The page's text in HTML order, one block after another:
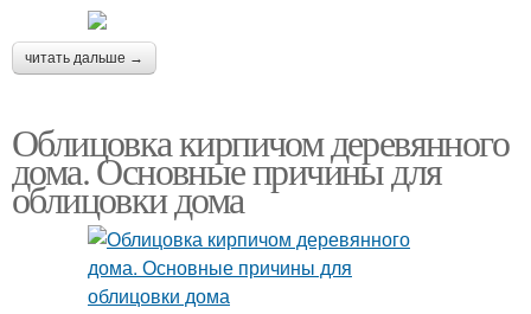
читать дальше →
Облицовка кирпичом деревянного
дома. Основные причины для
облицовки дома